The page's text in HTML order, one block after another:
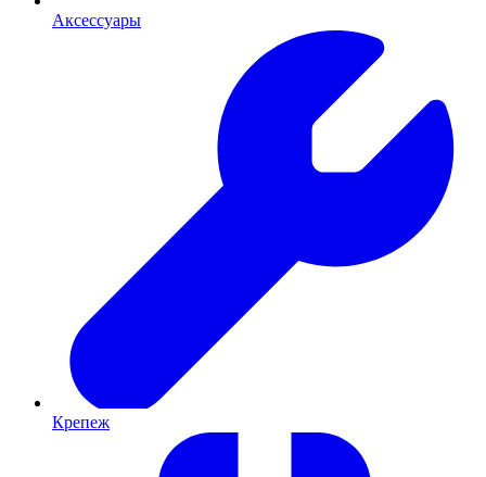
Аксессуары
Крепеж